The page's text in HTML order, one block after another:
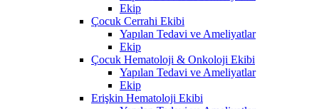
Ekip
Çocuk Cerrahi Ekibi
Yapılan Tedavi ve Ameliyatlar
Ekip
Çocuk Hematoloji & Onkoloji Ekibi
Yapılan Tedavi ve Ameliyatlar
Ekip
Erişkin Hematoloji Ekibi